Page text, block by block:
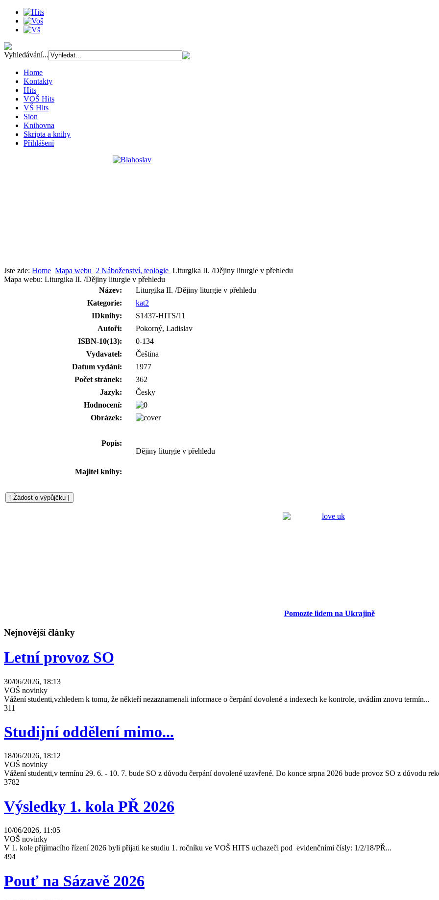
Vyhledávání...
Home
Kontakty
Hits
VOŠ Hits
VŠ Hits
Sion
Knihovna
Skripta a knihy
Přihlášení
Jste zde: Home Mapa webu 2 Náboženství, teologie Liturgika II. /Dějiny liturgie v přehledu
Mapa webu: Liturgika II. /Dějiny liturgie v přehledu
Název:
Liturgika II. /Dějiny liturgie v přehledu
Kategorie:
kat2
IDknihy:
S1437-HITS/11
Autoři:
Pokorný, Ladislav
ISBN-10(13):
0-134
Vydavatel:
Čeština
Datum vydání:
1977
Počet stránek:
362
Jazyk:
Česky
Hodnocení:
Obrázek:
Popis:
Dějiny liturgie v přehledu
Majitel knihy:
Pomozte lidem na Ukrajině
Nejnovější články
Letní provoz SO
30/06/2026, 18:13
VOŠ novinky
Vážení studenti,vzhledem k tomu, že někteří nezaznamenali informace o čerpání dovolené a indexech ke kontrole, uvádím znovu termín...
311
Studijní oddělení mimo...
18/06/2026, 18:12
VOŠ novinky
Vážení studenti,v termínu 29. 6. - 10. 7. bude SO z důvodu čerpání dovolené uzavřené. Do konce srpna 2026 bude provoz SO z důvodu
3782
Výsledky 1. kola PŘ 2026
10/06/2026, 11:05
VOŠ novinky
V 1. kole přijímacího řízení 2026 byli přijati ke studiu 1. ročníku ve VOŠ HITS uchazeči pod evidenčními čísly: 1/2/18/PŘ...
494
Pouť na Sázavě 2026